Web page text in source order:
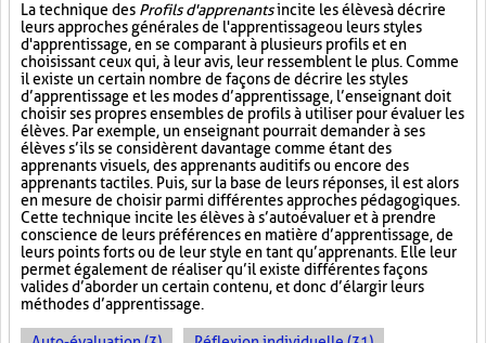
La technique des Profils d'apprenantsincite les élèves à décrire
leurs approches générales de l'apprentissage ou leurs styles
d'apprentissage, en se comparant à plusieurs profils et en
choisissant ceux qui, à leur avis, leur ressemblent le plus. Comme
il existe un certain nombre de façons de décrire les styles
d’apprentissage et les modes d’apprentissage, l’enseignant doit
choisir ses propres ensembles de profils à utiliser pour évaluer les
élèves. Par exemple, un enseignant pourrait demander à ses
élèves s’ils se considèrent davantage comme étant des
apprenants visuels, des apprenants auditifs ou encore des
apprenants tactiles. Puis, sur la base de leurs réponses, il est alors
en mesure de choisir parmi différentes approches pédagogiques.
Cette technique incite les élèves à s’autoévaluer et à prendre
conscience de leurs préférences en matière d’apprentissage, de
leurs points forts ou de leur style en tant qu’apprenants. Elle leur
permet également de réaliser qu’il existe différentes façons
valides d’aborder un certain contenu, et donc d’élargir leurs
méthodes d’apprentissage.